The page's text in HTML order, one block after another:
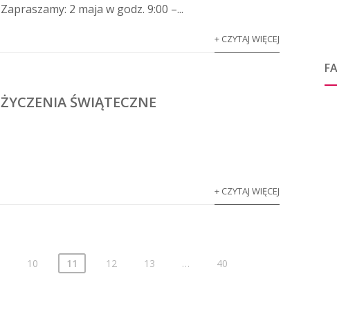
Zapraszamy: 2 maja w godz. 9:00 –...
+ CZYTAJ WIĘCEJ
ŻYCZENIA ŚWIĄTECZNE
+ CZYTAJ WIĘCEJ
10 11 12 13 … 40